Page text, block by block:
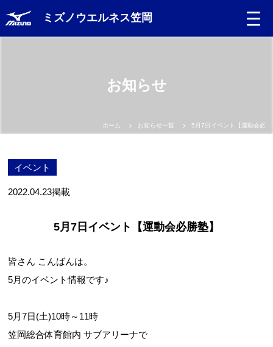
ミズノウエルネス笠岡
お知らせ
ホーム お知らせ一覧 5月7日イベント【運動会必勝
イベント
2022.04.23掲載
5月7日イベント【運動会必勝塾】
皆さん こんばんは。
5月のイベント情報です♪
5月7日(土)10時～11時
笠岡総合体育館内 サブアリーナで